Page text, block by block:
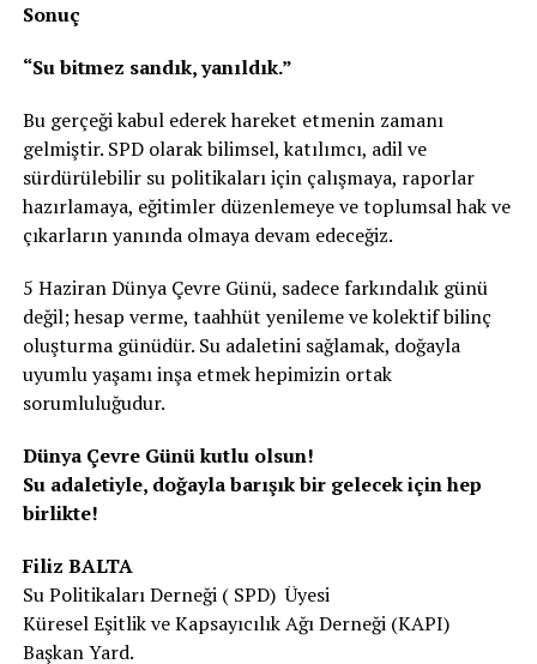
Sonuç
“Su bitmez sandık, yanıldık.”
Bu gerçeği kabul ederek hareket etmenin zamanı
gelmiştir. SPD olarak bilimsel, katılımcı, adil ve
sürdürülebilir su politikaları için çalışmaya, raporlar
hazırlamaya, eğitimler düzenlemeye ve toplumsal hak ve
çıkarların yanında olmaya devam edeceğiz.
5 Haziran Dünya Çevre Günü, sadece farkındalık günü
değil; hesap verme, taahhüt yenileme ve kolektif bilinç
oluşturma günüdür. Su adaletini sağlamak, doğayla
uyumlu yaşamı inşa etmek hepimizin ortak
sorumluluğudur.
Dünya Çevre Günü kutlu olsun!
Su adaletiyle, doğayla barışık bir gelecek için hep
birlikte!
Filiz BALTA
Su Politikaları Derneği ( SPD) Üyesi
Küresel Eşitlik ve Kapsayıcılık Ağı Derneği (KAPI)
Başkan Yard.